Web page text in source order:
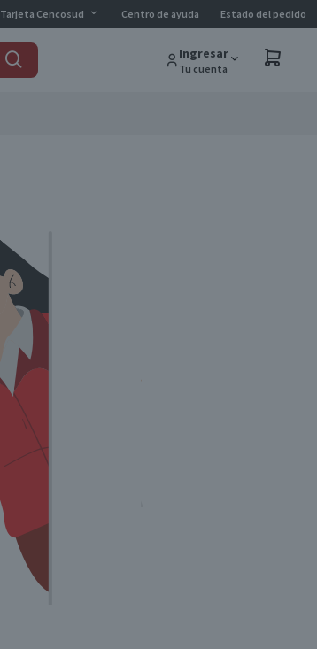
Tarjeta Cencosud Centro de ayuda Estado del pedido
Ingresar
Tu cuenta